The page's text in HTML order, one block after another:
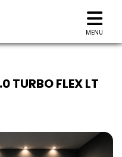
MENU
TURBO FLEX LT